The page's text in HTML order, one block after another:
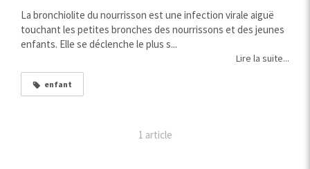
La bronchiolite du nourrisson est une infection virale aiguë
touchant les petites bronches des nourrissons et des jeunes
enfants. Elle se déclenche le plus s...
Lire la suite...
enfant
1 article